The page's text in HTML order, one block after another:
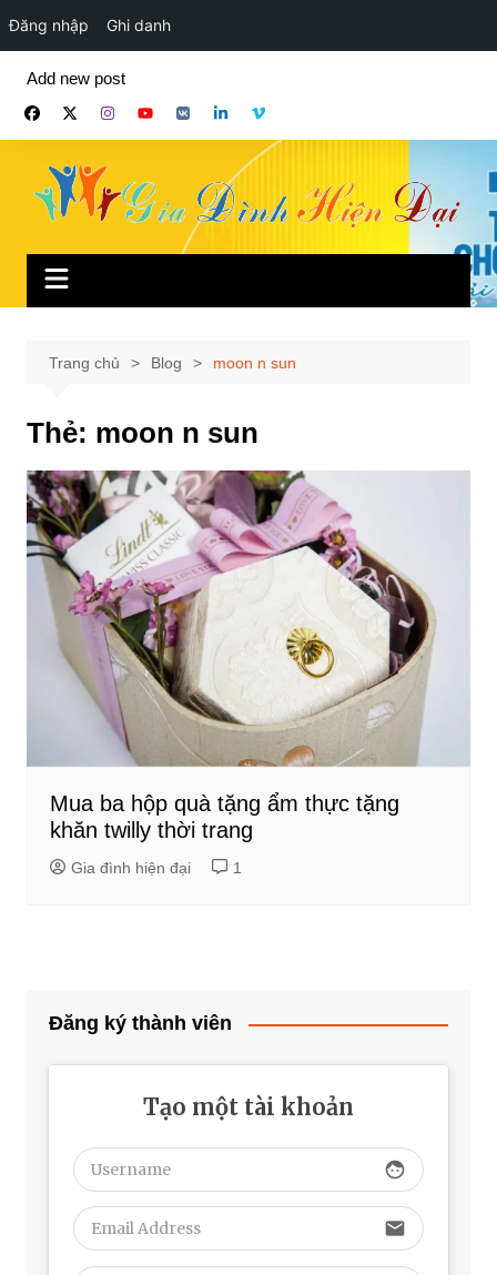
Đăng nhập Ghi danh
phần
Add new post
Trang chủ Blog moon n sun
Thẻ: moon n sun
Mua ba hộp quà tặng ẩm thực tặng
khăn twilly thời trang
Gia đình hiện đại 1
Đăng ký thành viên
Tạo một tài khoản
face
email